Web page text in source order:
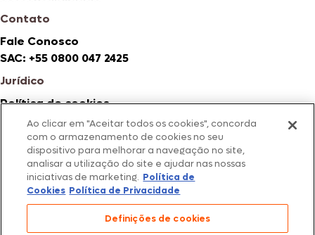
Contato
Fale Conosco
SAC: +55 0800 047 2425
Jurídico
Política de cookies
Política de privacidade
Fotos meramente ilustrativas | Ofertas válidas enquanto
durarem os estoques dos nossos parceiros | Vendas sujeitas a
análise e confirmação de dados.
Os preços, promoções e condições de pagamento são válidos
exclusivamente para compras efetuadas em nossos
parceiros.
Todos os produtos estão sujeitos a disponibilidade de
Ao clicar em "Aceitar todos os cookies", concorda
com o armazenamento de cookies no seu
dispositivo para melhorar a navegação no site,
analisar a utilização do site e ajudar nas nossas
iniciativas de marketing. Política de
Cookies Política de Privacidade
Definições de cookies